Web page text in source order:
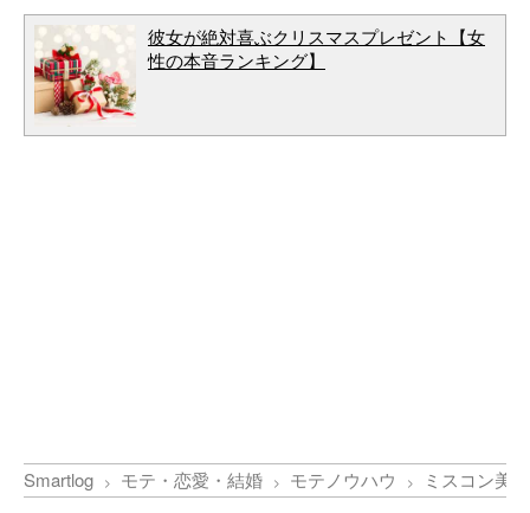
彼女が絶対喜ぶクリスマスプレゼント【女
性の本音ランキング】
Smartlog モテ・恋愛・結婚 モテノウハウ ミスコン美